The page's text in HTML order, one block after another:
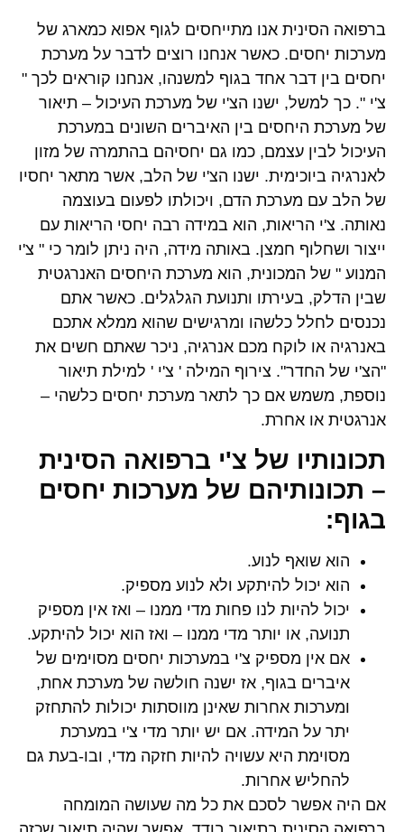
ברפואה הסינית אנו מתייחסים לגוף אפוא כמארג של
מערכות יחסים. כאשר אנחנו רוצים לדבר על מערכת
יחסים בין דבר אחד בגוף למשנהו, אנחנו קוראים לכך "
צ'י ". כך למשל, ישנו הצ'י של מערכת העיכול – תיאור
של מערכת היחסים בין האיברים השונים במערכת
העיכול לבין עצמם, כמו גם יחסיהם בהתמרה של מזון
לאנרגיה ביוכימית. ישנו הצ'י של הלב, אשר מתאר יחסיו
של הלב עם מערכת הדם, ויכולתו לפעום בעוצמה
נאותה. צ'י הריאות, הוא במידה רבה יחסי הריאות עם
ייצור ושחלוף חמצן. באותה מידה, היה ניתן לומר כי " צ'י
המנוע " של המכונית, הוא מערכת היחסים האנרגטית
שבין הדלק, בעירתו ותנועת הגלגלים. כאשר אתם
נכנסים לחלל כלשהו ומרגישים שהוא ממלא אתכם
באנרגיה או לוקח מכם אנרגיה, ניכר שאתם חשים את
"הצ'י של החדר". צירוף המילה ' צ'י ' למילת תיאור
נוספת, משמש אם כך לתאר מערכת יחסים כלשהי –
אנרגטית או אחרת.
תכונותיו של צ'י ברפואה הסינית
– תכונותיהם של מערכות יחסים
בגוף:
הוא שואף לנוע.
הוא יכול להיתקע ולא לנוע מספיק.
יכול להיות לנו פחות מדי ממנו – ואז אין מספיק
תנועה, או יותר מדי ממנו – ואז הוא יכול להיתקע.
אם אין מספיק צ'י במערכות יחסים מסוימים של
איברים בגוף, אז ישנה חולשה של מערכת אחת,
ומערכות אחרות שאינן מווסתות יכולות להתחזק
יתר על המידה. אם יש יותר מדי צ'י במערכת
מסוימת היא עשויה להיות חזקה מדי, ובו-בעת גם
להחליש אחרות.
אם היה אפשר לסכם את כל מה שעושה המומחה